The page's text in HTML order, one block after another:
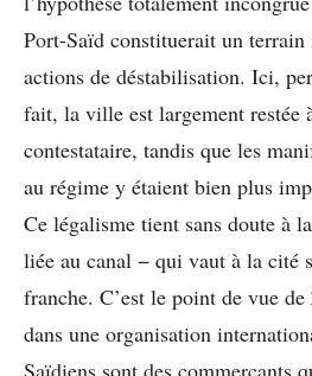
Port-Saïd constituerait un
actions de déstabilisation. Ici,
fait, la ville est largement restée
contestataire, tandis que les
au régime y étaient bien plus
Ce légalisme tient sans doute à
liée au canal − qui vaut à la cité
franche. C’est le point de vue
dans une organisation